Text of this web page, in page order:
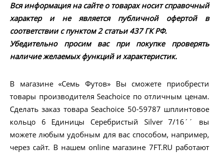
Вся информация на сайте о товарах носит справочный
характер и не является публичной офертой в
соответствии с пунктом 2 статьи 437 ГК РФ.
Убедительно просим вас при покупке проверять
наличие желаемых функций и характеристик.
В магазине «Семь Футов» Вы сможете приобрести
товары производителя Seachoice по отличным ценам.
Сделать заказ товара Seachoice 50-59787 шплинтовое
кольцо 6 Единицы Серебристый Silver 7/16´´ вы
можете любым удобным для вас способом, например,
через сайт. В нашем online магазине 7FT.RU работают